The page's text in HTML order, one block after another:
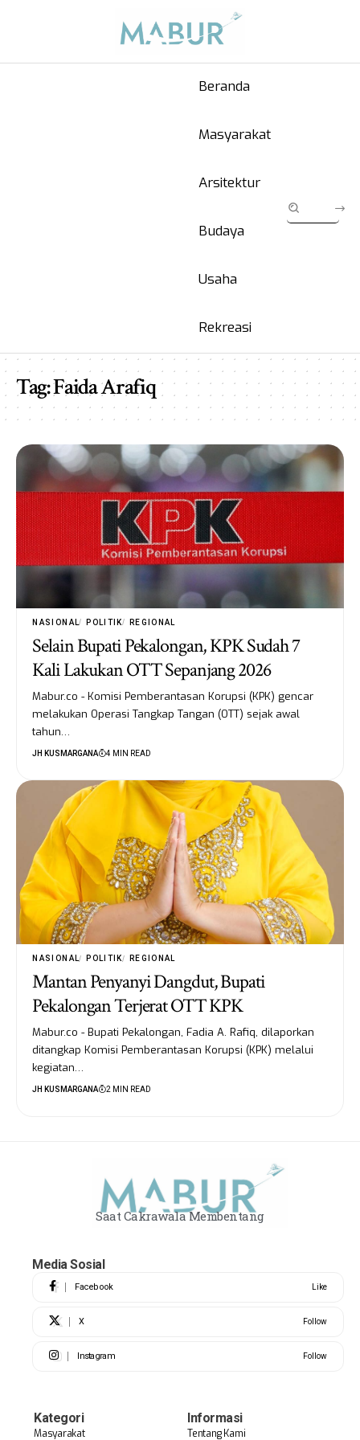
Beranda
Masyarakat
Arsitektur
Budaya
Usaha
Rekreasi
Tag:Faida Arafiq
NASIONAL POLITIK REGIONAL
Selain Bupati Pekalongan, KPK Sudah 7
Kali Lakukan OTT Sepanjang 2026
Mabur.co - Komisi Pemberantasan Korupsi (KPK) gencar
melakukan Operasi Tangkap Tangan (OTT) sejak awal
tahun…
JH KUSMARGANA 4 MIN READ
NASIONAL POLITIK REGIONAL
Mantan Penyanyi Dangdut, Bupati
Pekalongan Terjerat OTT KPK
Mabur.co - Bupati Pekalongan, Fadia A. Rafiq, dilaporkan
ditangkap Komisi Pemberantasan Korupsi (KPK) melalui
kegiatan…
JH KUSMARGANA 2 MIN READ
Saat Cakrawala Membentang
Media Sosial
Facebook Like
X Follow
Instagram Follow
Kategori
Masyarakat
Informasi
Tentang Kami